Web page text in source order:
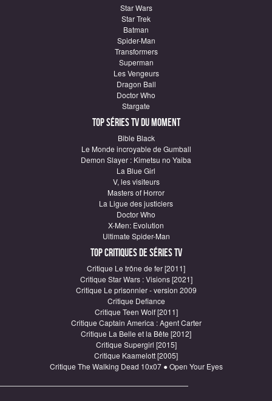
Star Wars
Star Trek
Batman
Spider-Man
Transformers
Superman
Les Vengeurs
Dragon Ball
Doctor Who
Stargate
Top Séries TV du moment
Bible Black
Le Monde incroyable de Gumball
Demon Slayer : Kimetsu no Yaiba
La Blue Girl
V, les visiteurs
Masters of Horror
La Ligue des justiciers
Doctor Who
X-Men: Evolution
Ultimate Spider-Man
Top critiques de Séries TV
Critique Le trône de fer [2011]
Critique Star Wars : Visions [2021]
Critique Le prisonnier - version 2009
Critique Defiance
Critique Teen Wolf [2011]
Critique Captain America : Agent Carter
Critique La Belle et la Bête [2012]
Critique Supergirl [2015]
Critique Kaamelott [2005]
Critique The Walking Dead 10x07 ● Open Your Eyes